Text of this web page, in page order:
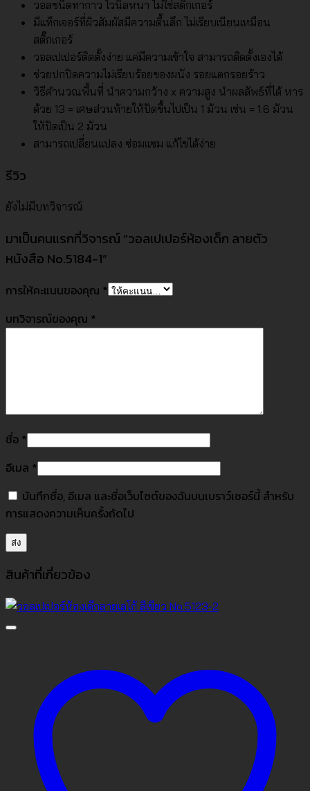
วอลชนิดทากาว ไวนิลหนา ไม่ใช่สติ๊กเกอร์
มีแท็กเจอร์ที่ผิวสัมผัสมีความตื้นลึก ไม่เรียบเนียนเหมือน
สติ๊กเกอร์
วอลเปเปอร์ติดตั้งง่าย แค่มีความเข้าใจ สามารถติดตั้งเองได้
ช่วยปกปิดความไม่เรียบร้อยของผนัง รอยแตกรอยร้าว
วิธีคำนวณพื้นที่ นำความกว้าง x ความสูง นำผลลัพธ์ที่ได้ หาร
ด้วย 13 = เศษส่วนท้ายให้ปัดขึ้นไปเป็น 1 ม้วน เช่น = 1.6 ม้วน
ให้ปัดเป็น 2 ม้วน
สามารถเปลี่ยนแปลง ซ่อมแซม แก้ไขได้ง่าย
รีวิว
ยังไม่มีบทวิจารณ์
มาเป็นคนแรกที่วิจารณ์ “วอลเปเปอร์ห้องเด็ก ลายตัว
หนังสือ No.5184-1”
การให้คะแนนของคุณ *
บทวิจารณ์ของคุณ *
ชื่อ *
อีเมล *
บันทึกชื่อ, อีเมล และชื่อเว็บไซต์ของฉันบนเบราว์เซอร์นี้ สำหรับ
การแสดงความเห็นครั้งถัดไป
สินค้าที่เกี่ยวข้อง